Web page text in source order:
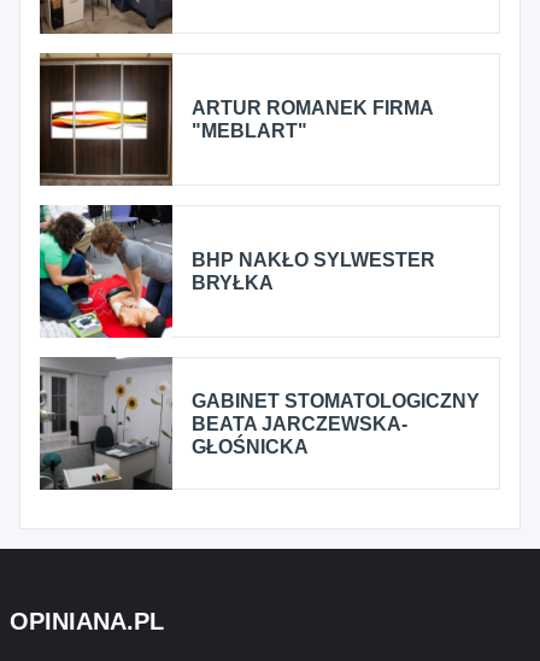
ARTUR ROMANEK FIRMA
"MEBLART"
BHP NAKŁO SYLWESTER
BRYŁKA
GABINET STOMATOLOGICZNY
BEATA JARCZEWSKA-
GŁOŚNICKA
OPINIANA.PL